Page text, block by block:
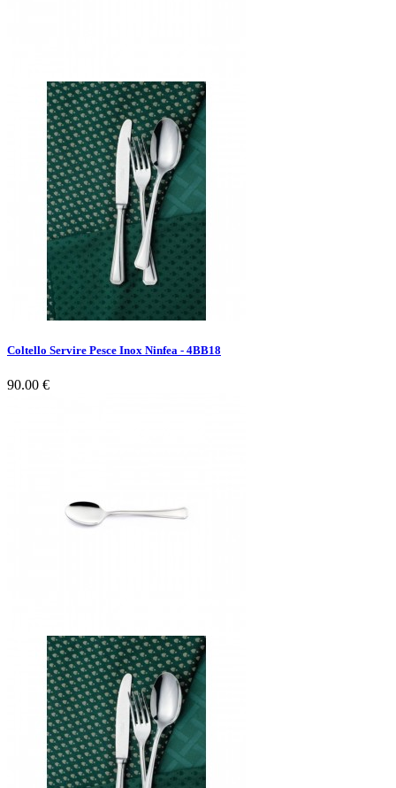
Coltello Servire Pesce Inox Ninfea - 4BB18
90.00 €